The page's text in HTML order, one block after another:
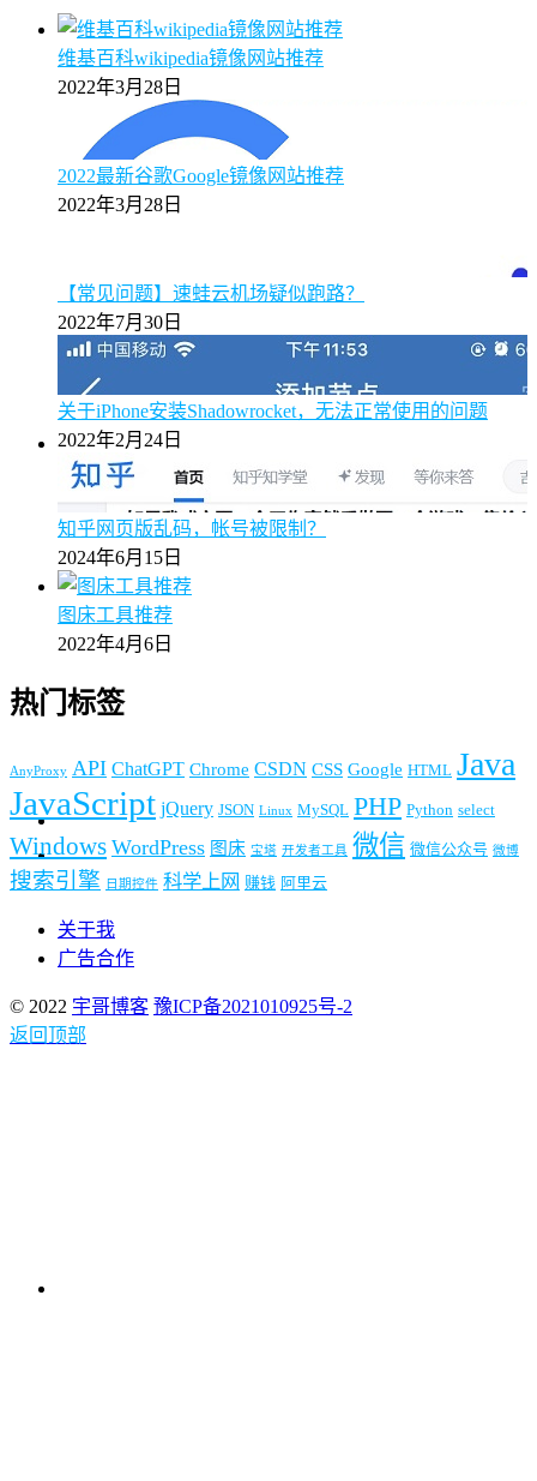
维基百科wikipedia镜像网站推荐
2022年3月28日
2022最新谷歌Google镜像网站推荐
2022年3月28日
【常见问题】速蛙云机场疑似跑路？
2022年7月30日
关于iPhone安装Shadowrocket，无法正常使用的问题
2022年2月24日
知乎网页版乱码，帐号被限制？
2024年6月15日
图床工具推荐
2022年4月6日
热门标签
AnyProxy API ChatGPT Chrome CSDN CSS Google HTML Java
JavaScript jQuery JSON Linux MySQL PHP Python select
Windows WordPress 图床 宝塔 开发者工具 微信 微信公众号 微博
搜索引擎 日期控件 科学上网 赚钱 阿里云
关于我
广告合作
© 2022 宇哥博客 豫ICP备2021010925号-2
返回顶部